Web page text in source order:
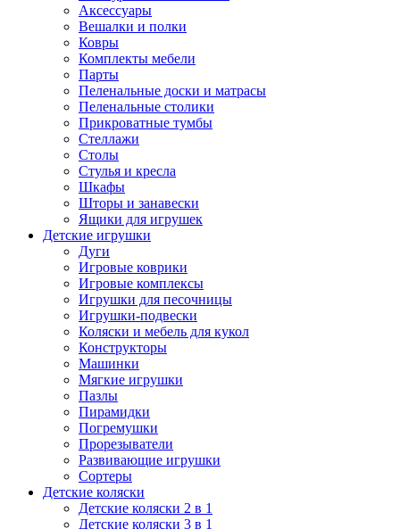
Аксессуары
Вешалки и полки
Ковры
Комплекты мебели
Парты
Пеленальные доски и матрасы
Пеленальные столики
Прикроватные тумбы
Стеллажи
Столы
Стулья и кресла
Шкафы
Шторы и занавески
Ящики для игрушек
Детские игрушки
Дуги
Игровые коврики
Игровые комплексы
Игрушки для песочницы
Игрушки-подвески
Коляски и мебель для кукол
Конструкторы
Машинки
Мягкие игрушки
Пазлы
Пирамидки
Погремушки
Прорезыватели
Развивающие игрушки
Сортеры
Детские коляски
Детские коляски 2 в 1
Детские коляски 3 в 1